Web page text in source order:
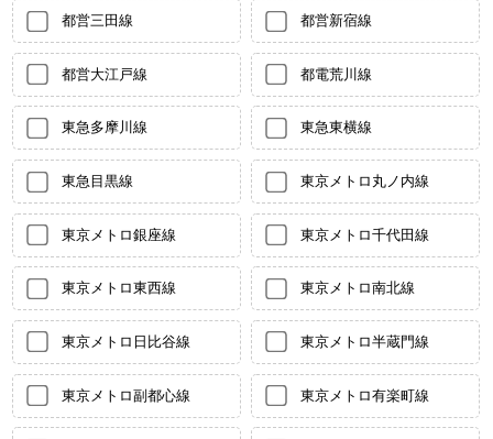
都営三田線 都営新宿線
都営大江戸線 都電荒川線
東急多摩川線 東急東横線
東急目黒線 東京メトロ丸ノ内線
東京メトロ銀座線 東京メトロ千代田線
東京メトロ東西線 東京メトロ南北線
東京メトロ日比谷線 東京メトロ半蔵門線
東京メトロ副都心線 東京メトロ有楽町線